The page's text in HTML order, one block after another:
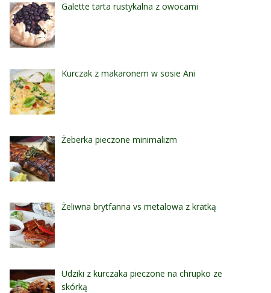
Galette tarta rustykalna z owocami
Kurczak z makaronem w sosie Ani
Żeberka pieczone minimalizm
Żeliwna brytfanna vs metalowa z kratką
Udziki z kurczaka pieczone na chrupko ze
skórką